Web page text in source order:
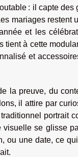
: il capte des
mariages restent
et les
tient à cette
et
la preuve, du
il attire par
portrait
se glisse
ou une date, ce